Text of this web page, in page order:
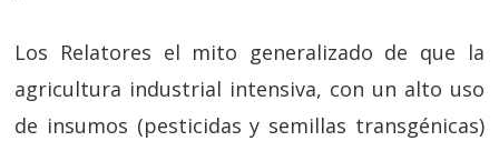
Los Relatores el mito generalizado de que la
agricultura industrial intensiva, con un alto uso
de insumos (pesticidas y semillas transgénicas)